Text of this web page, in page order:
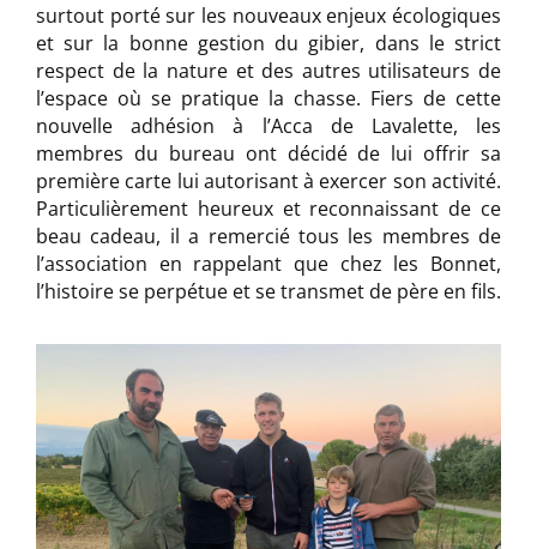
surtout porté sur les nouveaux enjeux écologiques
et sur la bonne gestion du gibier, dans le strict
respect de la nature et des autres utilisateurs de
l’espace où se pratique la chasse. Fiers de cette
nouvelle adhésion à l’Acca de Lavalette, les
membres du bureau ont décidé de lui offrir sa
première carte lui autorisant à exercer son activité.
Particulièrement heureux et reconnaissant de ce
beau cadeau, il a remercié tous les membres de
l’association en rappelant que chez les Bonnet,
l’histoire se perpétue et se transmet de père en fils.